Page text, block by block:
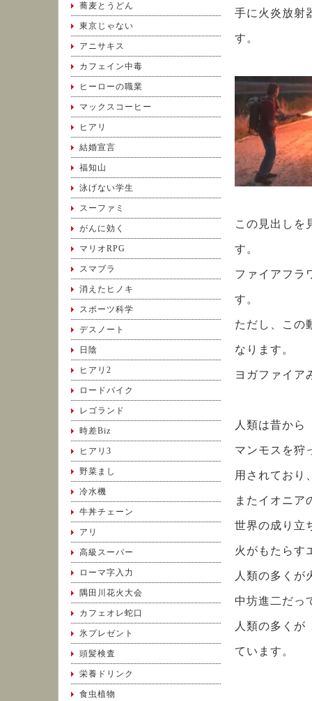
手に火炎放射
す。
この見出しを
す。
ファイアフラ
す。
ただし、この
なります。
ヨガファイア
人類は昔から
マンモスを狩
用されており
またイオニア
世界の成り立
火がもたらす
人類の多くが
中坊進二だっ
人類の多くが
ています。
蕎麦とうどん
東京じゃない
アニサキス
カフェイン中毒
ヒーローの職業
マックスコーヒー
ヒアリ
結婚宣言
福知山
泳げない学生
スーファミ
がんに効く
マリオRPG
スマブラ
消えたヒノキ
スポーツ科学
デスノート
日陰
ヒアリ2
ロードバイク
レゴランド
時差Biz
ヒアリ3
野菜まし
冷水機
牛丼チェーン
アリ
高級スーパー
ローマ字入力
隅田川花火大会
カフェオレ蛇口
氷プレゼント
頭髪検査
栄養ドリンク
食虫植物